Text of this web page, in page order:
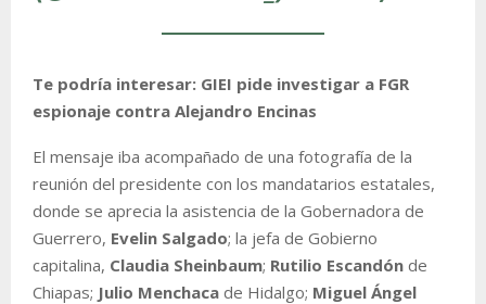
Te podría interesar: GIEI pide investigar a FGR
espionaje contra Alejandro Encinas
El mensaje iba acompañado de una fotografía de la
reunión del presidente con los mandatarios estatales,
donde se aprecia la asistencia de la Gobernadora de
Guerrero, Evelin Salgado; la jefa de Gobierno
capitalina, Claudia Sheinbaum; Rutilio Escandón de
Chiapas; Julio Menchaca de Hidalgo; Miguel Ángel